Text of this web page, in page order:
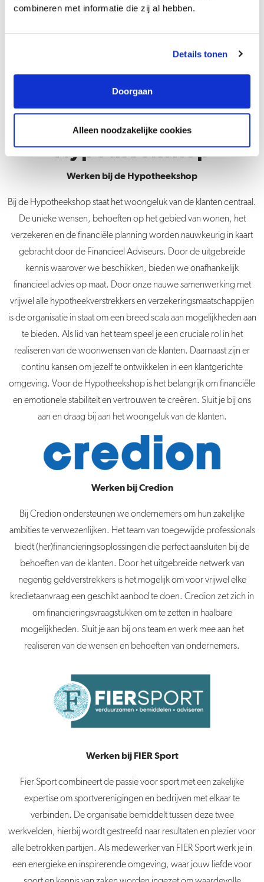
combineren met informatie die zij al hebben.
Details tonen
Doorgaan
Alleen noodzakelijke cookies
Werken bij De
Hypotheekshop
Werken bij de Hypotheekshop
Bij de Hypotheekshop staat het woongeluk van de klanten centraal.
De unieke wensen, behoeften op het gebied van wonen, het
verzekeren en de financiële planning worden nauwkeurig in kaart
gebracht door de Financieel Adviseurs. Door de uitgebreide
kennis waarover we beschikken, bieden we onafhankelijk
financieel advies op maat. Door onze nauwe samenwerking met
vrijwel alle hypotheekverstrekkers en verzekeringsmaatschappijen
is de organisatie in staat om een breed scala aan mogelijkheden aan
te bieden. Als lid van het team speel je een cruciale rol in het
realiseren van de woonwensen van de klanten. Daarnaast zijn er
continu kansen om jezelf te ontwikkelen in een klantgerichte
omgeving. Voor de Hypotheekshop is het belangrijk om financiële
en emotionele stabiliteit en vertrouwen te creëren. Sluit je bij ons
aan en draag bij aan het woongeluk van de klanten.
Werken bij Credion
Bij Credion ondersteunen we ondernemers om hun zakelijke
ambities te verwezenlijken. Het team van toegewijde professionals
biedt (her)financieringsoplossingen die perfect aansluiten bij de
behoeften van de klanten. Door het uitgebreide netwerk van
negentig geldverstrekkers is het mogelijk om voor vrijwel elke
kredietaanvraag een geschikt aanbod te doen. Credion zet zich in
om financieringsvraagstukken om te zetten in haalbare
mogelijkheden. Sluit je aan bij ons team en werk mee aan het
realiseren van de wensen en behoeften van ondernemers.
Werken bij FIER Sport
Fier Sport combineert de passie voor sport met een zakelijke
expertise om sportverenigingen en bedrijven met elkaar te
verbinden. De organisatie bemiddelt tussen deze twee
werkvelden, hierbij wordt gestreefd naar resultaten en plezier voor
alle betrokken partijen. Als medewerker van FIER Sport werk je in
een energieke en inspirerende omgeving, waar jouw liefde voor